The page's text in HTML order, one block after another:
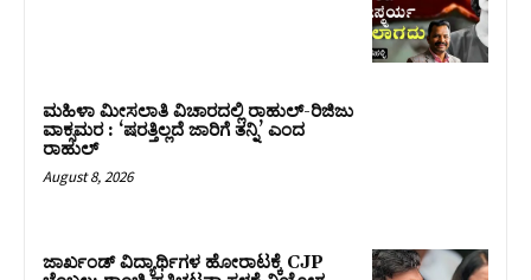
ಮಹಿಳಾ ಮೀಸಲಾತಿ ವಿಚಾರದಲ್ಲಿ ರಾಹುಲ್‌-ರಿಜಿಜು
ವಾಕ್ಸಮರ : ‘ಷರತ್ತಿಲ್ಲದೆ ಜಾರಿಗೆ ತನ್ನಿ’ ಎಂದ
ರಾಹುಲ್‌
August 8, 2026
ಜಾರ್ಖಂಡ್‌ ವಿದ್ಯಾರ್ಥಿಗಳ ಹೋರಾಟಕ್ಕೆ CJP